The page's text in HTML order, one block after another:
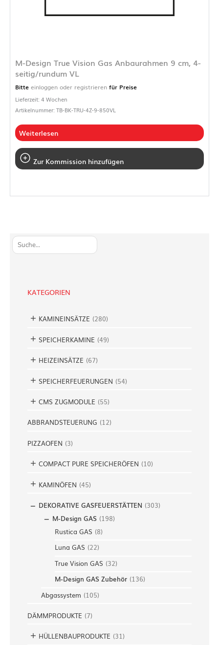
S
u
KATEGORIEN
KAMINEINSÄTZE (280)
SPEICHERKAMINE (49)
HEIZEINSÄTZE (67)
SPEICHERFEUERUNGEN (54)
CMS ZUGMODULE (55)
ABBRANDSTEUERUNG (12)
PIZZAOFEN (3)
COMPACT PURE SPEICHERÖFEN (10)
KAMINÖFEN (45)
DEKORATIVE GASFEUERSTÄTTEN (303)
M-Design GAS (198)
Rustica GAS (8)
Luna GAS (22)
True Vision GAS (32)
M-Design GAS Zubehör (136)
Abgassystem (105)
DÄMMPRODUKTE (7)
HÜLLENBAUPRODUKTE (31)
M-Design True Vision Gas Anbaurahmen 9 cm, 4-
seitig/rundum VL
Bitte einloggen oder registrieren für Preise
Lieferzeit: 4 Wochen
Artikelnummer: TB-BK-TRU-4Z-9-850VL
Weiterlesen
Zur Kommission hinzufügen